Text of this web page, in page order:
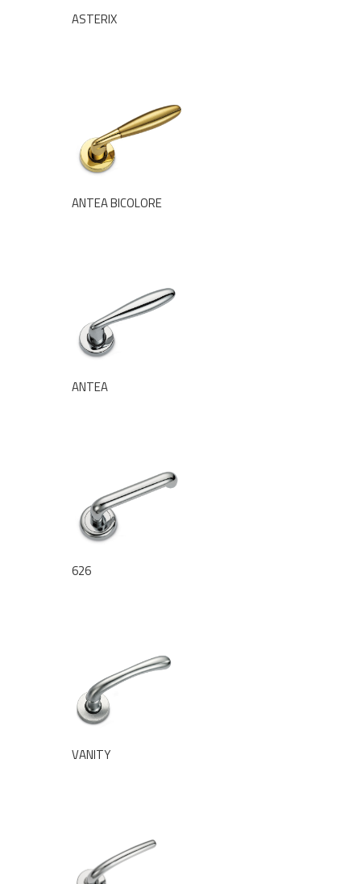
ASTERIX
ANTEA BICOLORE
ANTEA
626
VANITY